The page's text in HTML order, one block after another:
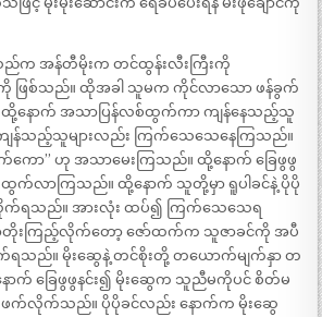
အန်တီမိုးက တင်ထွန်းလီးကြီးကို
ကို ဖြစ်သည်။ ထိုအခါ သူမက ကိုင်လာသော ဖန်ခွက်
ထို့နောက် အသာပြန်လစ်ထွက်ကာ ကျန်နေသည့်သူ
ျန်သည့်သူများလည်း ကြက်သေသေနေကြသည်။
ော” ဟု အသာမေးကြသည်။ ထို့နောက် ခြေဖွဖွ
က်လာကြသည်။ ထို့နောက် သူတို့မှာ ရူပါခင်နဲ့ ပိုပို
က်ရသည်။ အားလုံး ထပ်၍ ကြက်သေသေရ
းကြည့်လိုက်တော့ ဇော်ထက်က သူဇာခင်ကို အပီ
သည်။ မိုးဆွေနဲ့ တင်စိုးတို့ တယောက်မျက်နှာ တ
က် ခြေဖွဖွနင်း၍ မိုးဆွေက သူညီမကိုပင် စိတ်မ
ဖက်လိုက်သည်။ ပိုပိုခင်လည်း နောက်က မိုးဆွေ